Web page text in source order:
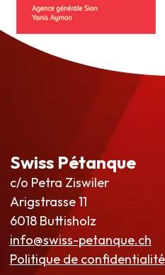
Swiss Pétanque
c/o Petra Ziswiler
Arigstrasse 11
6018 Buttisholz
info@swiss-petanque.ch
Politique de confidentialité